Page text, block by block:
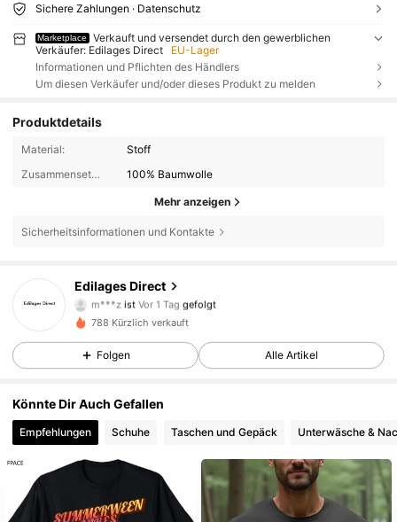
Sichere Zahlungen · Datenschutz
Marketplace
Verkauft und versendet durch den gewerblichen
Verkäufer: Edilages Direct
EU-Lager
Informationen und Pflichten des Händlers
Um diesen Verkäufer und/oder dieses Produkt zu melden
Produktdetails
Material:
Stoff
Zusammensetzung:
100% Baumwolle
Mehr anzeigen
Sicherheitsinformationen und Kontakte
Edilages Direct
4,47
17 Follower
m***z ist Vor 1 Tag gefolgt
4,47
17 Follower
4,47
4,47 17 Follower
4,47 17 Follower
17 Follower
17 Follower
788 Kürzlich verkauft
Folgen Alle Artikel
Könnte Dir Auch Gefallen
Empfehlungen Schuhe Taschen und Gepäck Unterwäsche &